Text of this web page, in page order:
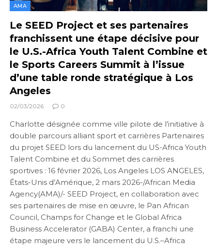
AMA
Le SEED Project et ses partenaires
franchissent une étape décisive pour
le U.S.-Africa Youth Talent Combine et
le Sports Careers Summit à l’issue
d’une table ronde stratégique à Los
Angeles
02/03/2026 0
Charlotte désignée comme ville pilote de l’initiative à
double parcours alliant sport et carrières Partenaires
du projet SEED lors du lancement du US-Africa Youth
Talent Combine et du Sommet des carrières
sportives : 16 février 2026, Los Angeles LOS ANGELES,
États-Unis d’Amérique, 2 mars 2026-/African Media
Agency(AMA)/- SEED Project, en collaboration avec
ses partenaires de mise en œuvre, le Pan African
Council, Champs for Change et le Global Africa
Business Accelerator (GABA) Center, a franchi une
étape majeure vers le lancement du U.S.–Africa